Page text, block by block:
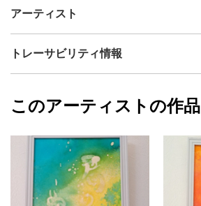
制作年
水彩
カラー
青
ジャンル
その他ジャンル
配送目安
二週間以内
つくる
アーティスト
啓Hiroshi
フォローする
トレーサビリティ情報
啓Hiroshi
このアーティストの作品